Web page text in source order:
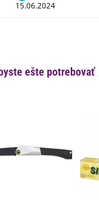
15.06.2024
ešte potrebovať